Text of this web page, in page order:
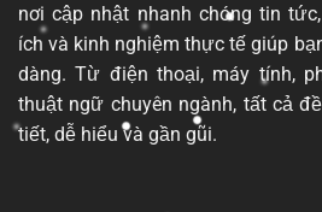
nơi cập nhật nhanh chóng tin
ích và kinh nghiệm thực tế giúp
dàng. Từ điện thoại, máy tính,
thuật ngữ chuyên ngành, tất cả
tiết, dễ hiểu và gần gũi.